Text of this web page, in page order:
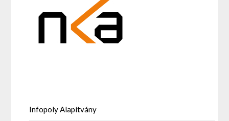
Infopoly Alapítvány